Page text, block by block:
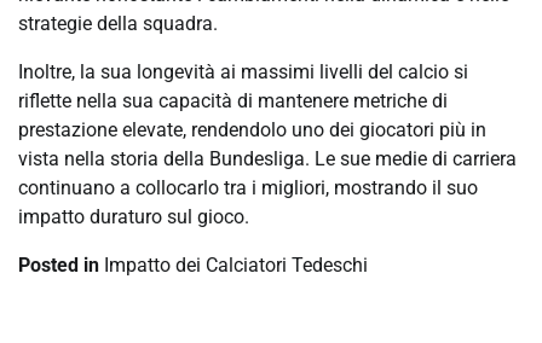
strategie della squadra.
Inoltre, la sua longevità ai massimi livelli del calcio si
riflette nella sua capacità di mantenere metriche di
prestazione elevate, rendendolo uno dei giocatori più in
vista nella storia della Bundesliga. Le sue medie di carriera
continuano a collocarlo tra i migliori, mostrando il suo
impatto duraturo sul gioco.
Posted in Impatto dei Calciatori Tedeschi